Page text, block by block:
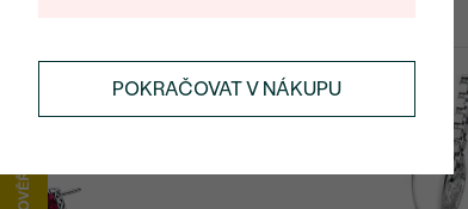
SOUPRAVY ŠPERKŮSTŘÍBRNÉ SOUPRAVY
POKRAČOVAT V NÁKUPU